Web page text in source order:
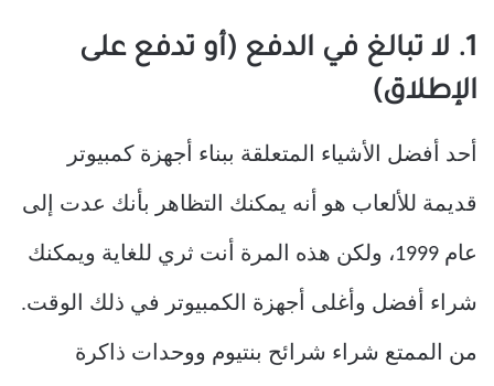
1. لا تبالغ في الدفع (أو تدفع على
الإطلاق)
أحد أفضل الأشياء المتعلقة ببناء أجهزة كمبيوتر
قديمة للألعاب هو أنه يمكنك التظاهر بأنك عدت إلى
عام 1999، ولكن هذه المرة أنت ثري للغاية ويمكنك
شراء أفضل وأغلى أجهزة الكمبيوتر في ذلك الوقت.
من الممتع شراء شرائح بنتيوم ووحدات ذاكرة